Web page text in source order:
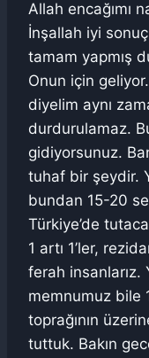
Allah encağımı
İnşallah iyi
tamam yapmış
Onun için geliyor.
diyelim aynı
durdurulamaz.
gidiyorsunuz.
tuhaf bir şeydir.
bundan 15-20
Türkiye’de
1 artı 1’ler,
ferah insanlarız.
memnumuz bile
toprağının
tuttuk. Bakın